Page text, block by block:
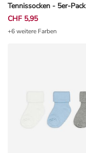
Tennissocken - 5er-Pack
CHF 5,95
+6 weitere Farben